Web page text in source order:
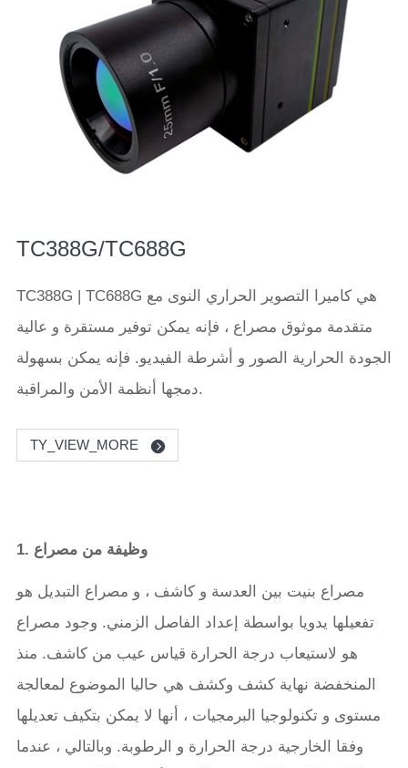
TC388G/TC688G
TC388G | TC688G هي كاميرا التصوير الحراري النوى مع
متقدمة موثوق مصراع ، فإنه يمكن توفير مستقرة و عالية
الجودة الحرارية الصور و أشرطة الفيديو. فإنه يمكن بسهولة
دمجها أنظمة الأمن والمراقبة.
TY_VIEW_MORE
1. وظيفة من مصراع
مصراع بنيت بين العدسة و كاشف ، و مصراع التبديل هو
تفعيلها يدويا بواسطة إعداد الفاصل الزمني. وجود مصراع
هو لاستيعاب درجة الحرارة قياس عيب من كاشف. منذ
المنخفضة نهاية كشف وكشف هي حاليا الموضوع لمعالجة
مستوى و تكنولوجيا البرمجيات ، أنها لا يمكن بتكيف تعديلها
وفقا الخارجية درجة الحرارة و الرطوبة. وبالتالي ، عندما